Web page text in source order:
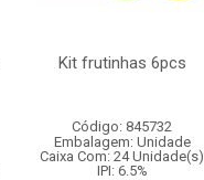
Kit frutinhas 6pcs
Código: 845732
Embalagem: Unidade
Caixa Com: 24 Unidade(s)
IPI: 6.5%